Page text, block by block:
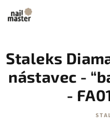
obsah
Staleks
nástavec -
-